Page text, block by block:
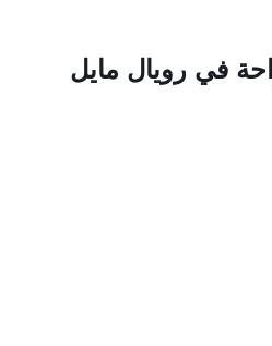
في رويال مايل